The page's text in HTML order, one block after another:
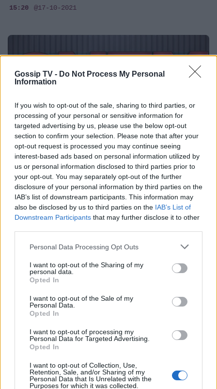
Gossip TV - Do Not Process My Personal
Information
If you wish to opt-out of the sale, sharing to third parties, or
processing of your personal or sensitive information for
targeted advertising by us, please use the below opt-out
section to confirm your selection. Please note that after your
opt-out request is processed you may continue seeing
interest-based ads based on personal information utilized by
us or personal information disclosed to third parties prior to
your opt-out. You may separately opt-out of the further
disclosure of your personal information by third parties on the
IAB’s list of downstream participants. This information may
also be disclosed by us to third parties on the IAB’s List of
Downstream Participants that may further disclose it to other
Personal Data Processing Opt Outs
I want to opt-out of the Sharing of my
personal data.
Opted In
I want to opt-out of the Sale of my
Personal Data.
Opted In
I want to opt-out of processing my
Personal Data for Targeted Advertising.
Opted In
I want to opt-out of Collection, Use,
Retention, Sale, and/or Sharing of my
Personal Data that Is Unrelated with the
Purposes for which it was collected.
15:20 @17-10-2021
MEDIA
Από το GNTM στο πάνελ της Ελένης
Τσολάκη στο OPEN
20:34 @17-09-2021